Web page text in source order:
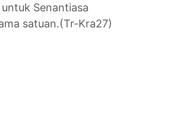
Senantiasa
satuan.(Tr-Kra27)